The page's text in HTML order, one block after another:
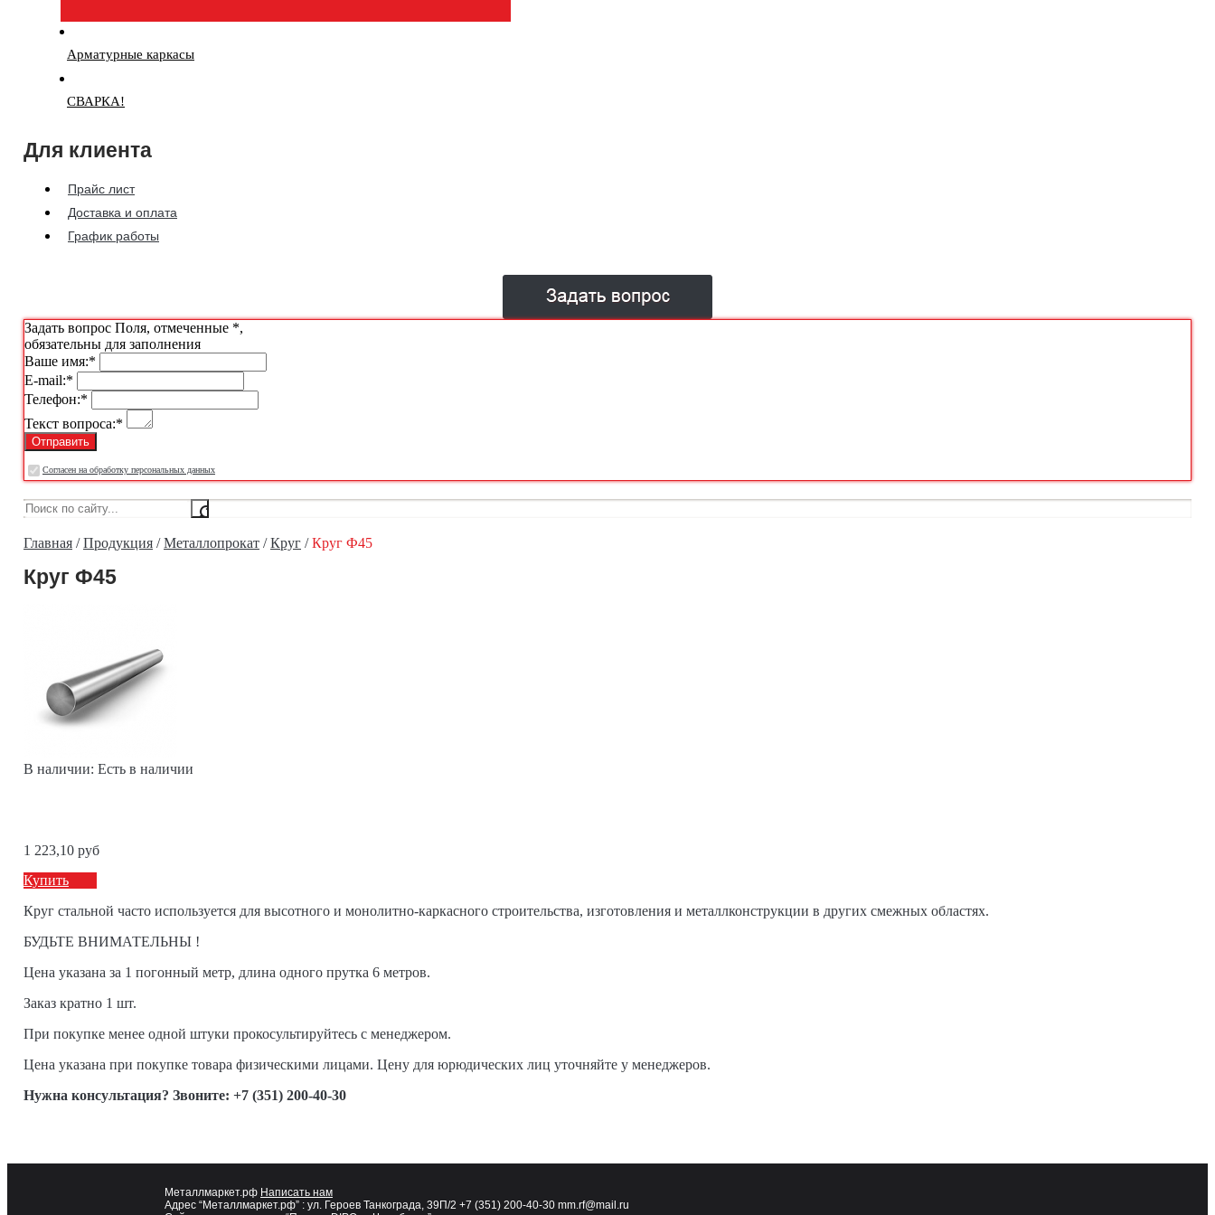
Арматурные каркасы
СВАРКА!
Для клиента
Прайс лист
Доставка и оплата
График работы
Задать вопрос Поля, отмеченные *,
обязательны для заполнения
Ваше имя:*
E-mail:*
Телефон:*
Текст вопроса:*
Cогласен на обработку персональных данных
Главная /Продукция /Металлопрокат /Круг /Круг Ф45
Круг Ф45
В наличии: Есть в наличии
1 223,10 руб
Купить
Круг стальной часто используется для высотного и монолитно-каркасного строительства, изготовления и металлконструкции в других смежных областях.
БУДЬТЕ ВНИМАТЕЛЬНЫ !
Цена указана за 1 погонный метр, длина одного прутка 6 метров.
Заказ кратно 1 шт.
При покупке менее одной штуки прокосультируйтесь с менеджером.
Цена указана при покупке товара физическими лицами. Цену для юрюдических лиц уточняйте у менеджеров.
Нужна консультация? Звоните: +7 (351) 200-40-30
Металлмаркет.рф Написать нам
Адрес “Металлмаркет.рф” : ул. Героев Танкограда, 39П/2 +7 (351) 200-40-30 mm.rf@mail.ru